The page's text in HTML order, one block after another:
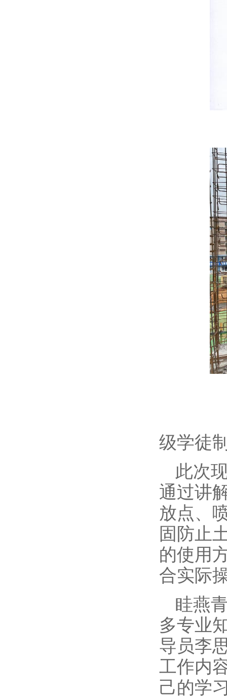
级学徒
此次
通过讲
放点、
固防止
的使用
合实际
眭燕
多专业
导员李
工作内
己的学